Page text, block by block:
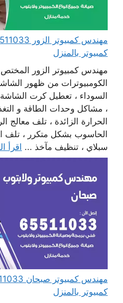
كمبيوتر بالمنزل
مهندس كمبيوتر الزور
الكومبيوترات من ظهور
السوداء ، تعطيل كرت
، مشاكل وحدات الطاقة و
الحرارة الزائدة ، تلف معالج
الحاسوب بشكل متكرر ، تلف
سبلاي ، تنظيف مآخذ ... اقرأ
كمبيوتر بالمنزل